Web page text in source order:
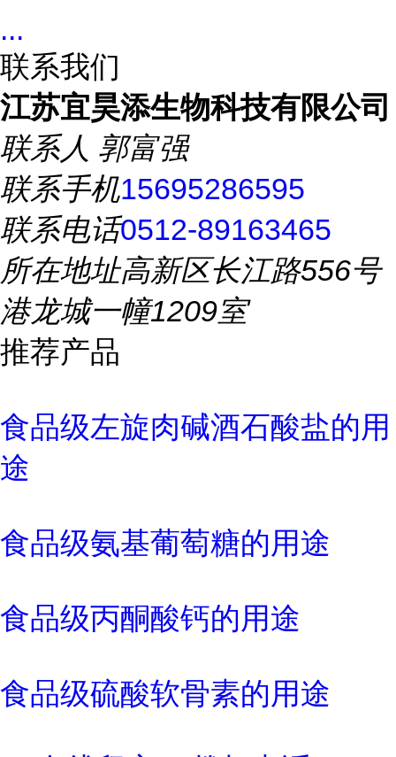
...
联系我们
江苏宜昊添生物科技有限公司
联系人 郭富强
联系手机15695286595
联系电话0512-89163465
所在地址高新区长江路556号
港龙城一幢1209室
推荐产品
食品级左旋肉碱酒石酸盐的用
途
食品级氨基葡萄糖的用途
食品级丙酮酸钙的用途
食品级硫酸软骨素的用途